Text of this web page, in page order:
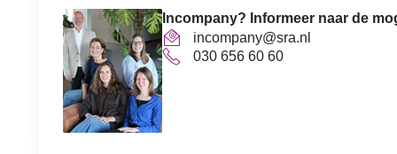
Incompany? Informeer naar de
incompany@sra.nl
030 656 60 60